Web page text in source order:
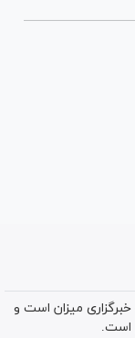
میزان است و
است.